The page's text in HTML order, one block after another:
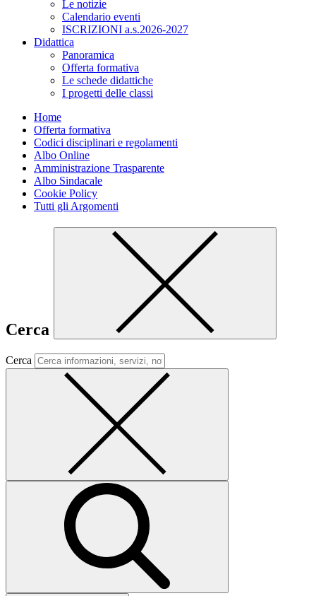
Le notizie
Calendario eventi
ISCRIZIONI a.s.2026-2027
Didattica
Panoramica
Offerta formativa
Le schede didattiche
I progetti delle classi
Home
Offerta formativa
Codici disciplinari e regolamenti
Albo Online
Amministrazione Trasparente
Albo Sindacale
Cookie Policy
Tutti gli Argomenti
Cerca
Cerca